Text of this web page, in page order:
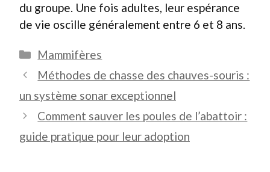
du groupe. Une fois adultes, leur espérance
de vie oscille généralement entre 6 et 8 ans.
Catégories
Mammifères
Méthodes de chasse des chauves-souris :
un système sonar exceptionnel
Comment sauver les poules de l’abattoir :
guide pratique pour leur adoption